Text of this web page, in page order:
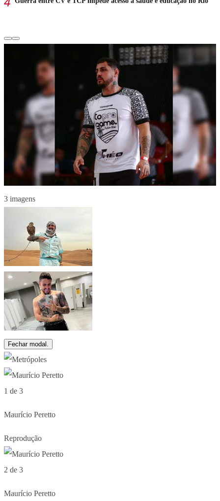
3 imagens
Fechar modal.
1 de 3
Maurício Peretto
Reprodução
2 de 3
Maurício Peretto